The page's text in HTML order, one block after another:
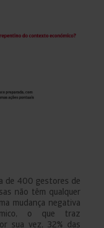
de 400 gestores de
não têm qualquer
mudança negativa
o que traz
sua vez, 32% das